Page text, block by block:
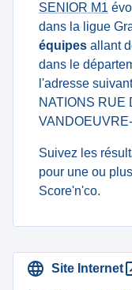
SENIOR M1
dans la ligue
équipes allant
dans le
l'adresse
NATIONS RUE
Suivez les
pour une ou
Score'n'co.
Site Internet